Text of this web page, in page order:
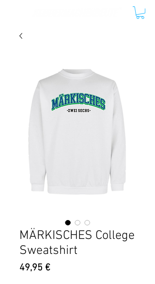
MÄRKISCHES College
Sweatshirt
49,95 €Preis